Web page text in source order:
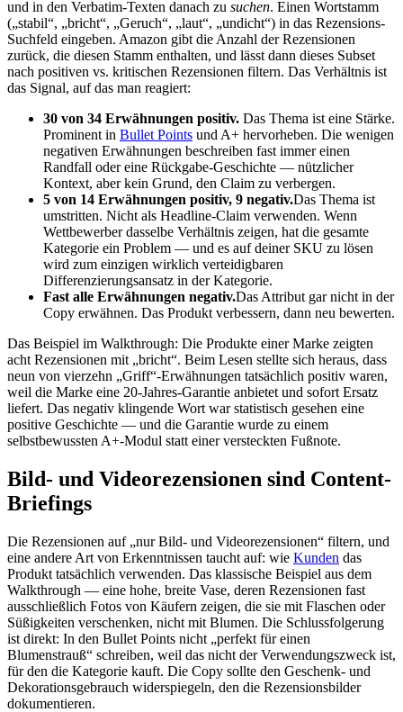
und in den Verbatim-Texten danach zu suchen. Einen Wortstamm
(„stabil“, „bricht“, „Geruch“, „laut“, „undicht“) in das Rezensions-
Suchfeld eingeben. Amazon gibt die Anzahl der Rezensionen
zurück, die diesen Stamm enthalten, und lässt dann dieses Subset
nach positiven vs. kritischen Rezensionen filtern. Das Verhältnis ist
das Signal, auf das man reagiert:
30 von 34 Erwähnungen positiv. Das Thema ist eine Stärke.
Prominent in Bullet Points und A+ hervorheben. Die wenigen
negativen Erwähnungen beschreiben fast immer einen
Randfall oder eine Rückgabe-Geschichte — nützlicher
Kontext, aber kein Grund, den Claim zu verbergen.
5 von 14 Erwähnungen positiv, 9 negativ.Das Thema ist
umstritten. Nicht als Headline-Claim verwenden. Wenn
Wettbewerber dasselbe Verhältnis zeigen, hat die gesamte
Kategorie ein Problem — und es auf deiner SKU zu lösen
wird zum einzigen wirklich verteidigbaren
Differenzierungsansatz in der Kategorie.
Fast alle Erwähnungen negativ.Das Attribut gar nicht in der
Copy erwähnen. Das Produkt verbessern, dann neu bewerten.
Das Beispiel im Walkthrough: Die Produkte einer Marke zeigten
acht Rezensionen mit „bricht“. Beim Lesen stellte sich heraus, dass
neun von vierzehn „Griff“-Erwähnungen tatsächlich positiv waren,
weil die Marke eine 20-Jahres-Garantie anbietet und sofort Ersatz
liefert. Das negativ klingende Wort war statistisch gesehen eine
positive Geschichte — und die Garantie wurde zu einem
selbstbewussten A+-Modul statt einer versteckten Fußnote.
Bild- und Videorezensionen sind Content-
Briefings
Die Rezensionen auf „nur Bild- und Videorezensionen“ filtern, und
eine andere Art von Erkenntnissen taucht auf: wie Kunden das
Produkt tatsächlich verwenden. Das klassische Beispiel aus dem
Walkthrough — eine hohe, breite Vase, deren Rezensionen fast
ausschließlich Fotos von Käufern zeigen, die sie mit Flaschen oder
Süßigkeiten verschenken, nicht mit Blumen. Die Schlussfolgerung
ist direkt: In den Bullet Points nicht „perfekt für einen
Blumenstrauß“ schreiben, weil das nicht der Verwendungszweck ist,
für den die Kategorie kauft. Die Copy sollte den Geschenk- und
Dekorationsgebrauch widerspiegeln, den die Rezensionsbilder
dokumentieren.